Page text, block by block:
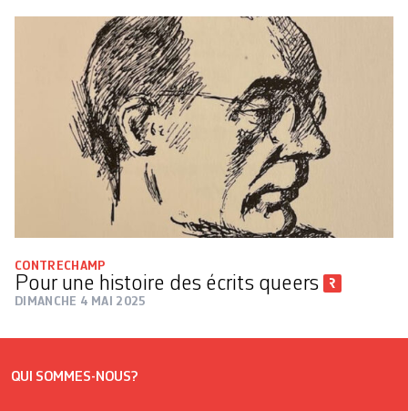
CONTRECHAMP
Pour une histoire des écrits queers
DIMANCHE 4 MAI 2025
QUI SOMMES-NOUS?